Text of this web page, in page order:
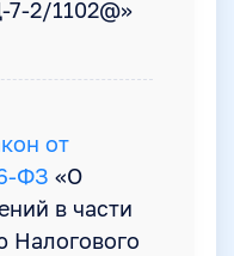
2/1102@»
от
ФЗ «О
в части
Налогового